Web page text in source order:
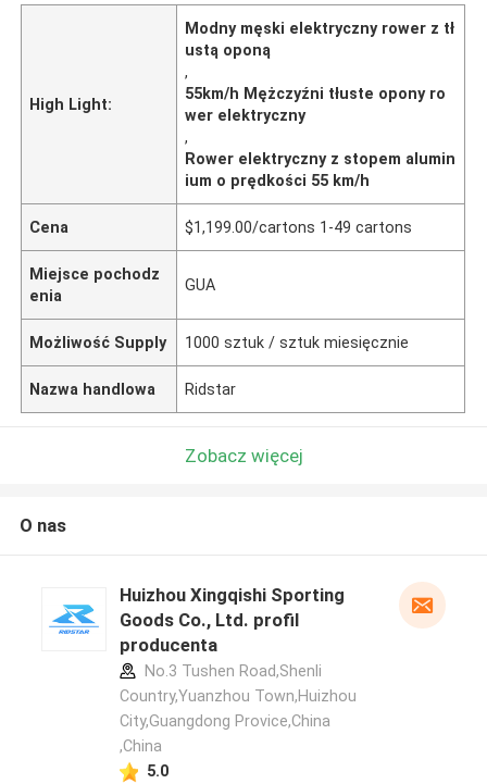
High Light:
Modny męski elektryczny rower z tł
ustą oponą
,
55km/h Mężczyźni tłuste opony ro
wer elektryczny
,
Rower elektryczny z stopem alumin
ium o prędkości 55 km/h
Cena $1,199.00/cartons 1-49 cartons
Miejsce pochodz
enia
GUA
Możliwość Supply 1000 sztuk / sztuk miesięcznie
Nazwa handlowa Ridstar
Zobacz więcej
O nas
Huizhou Xingqishi Sporting
Goods Co., Ltd. profil
producenta
No.3 Tushen Road,Shenli
Country,Yuanzhou Town,Huizhou
City,Guangdong Provice,China
,China
5.0